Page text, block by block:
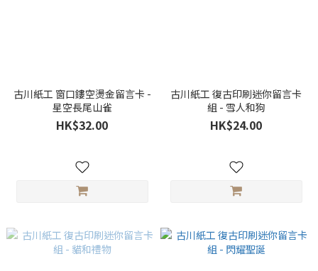
古川紙工 窗口鏤空燙金留言卡 -
星空長尾山雀
HK$32.00
古川紙工 復古印刷迷你留言卡
組 - 雪人和狗
HK$24.00